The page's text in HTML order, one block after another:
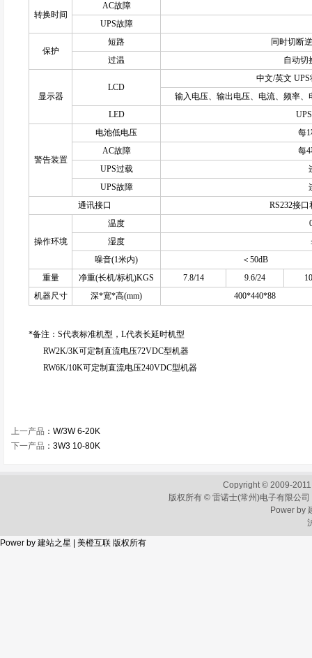
转换时间
AC故障
UPS故障
保护
短路
同时切断
过温
自动切
显示器
LCD
中文/英文
输入电压、输出电压、电流、频率
LED
警告装置
电池低电压
每
AC故障
每
UPS过载
UPS故障
通讯接口
RS232接
操作环境
温度
湿度
噪音(1米内)
＜50dB
重量
净重(长机/标机)KGS 7.8/14 9.6/24
机器尺寸
深*宽*高(mm) 400*440*88
*备注：S代表标准机型，L代表长延时机型
RW2K/3K可定制直流电压72VDC型机器
RW6K/10K可定制直流电压240VDC型机器
上一产品 ： W/3W 6-20K
下一产品 ： 3W3 10-80K
Copyright © 2009-
版权所有 © 雷诺士(常州)电子有限公
Power by
Power by 建站之星 美橙互联 版权所有